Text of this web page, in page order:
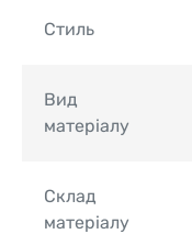
Стиль
Вид
матеріалу
Склад
матеріалу